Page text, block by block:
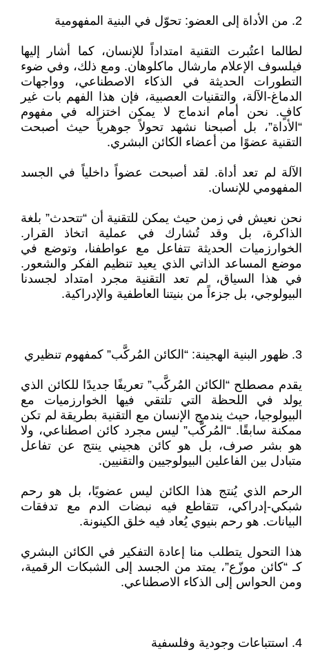
2. من الأداة إلى العضو: تحوّل في البنية المفهومية
لطالما اعتُبرت التقنية امتداداً للإنسان، كما أشار إليها
فيلسوف الإعلام مارشال ماكلوهان. ومع ذلك، وفي ضوء
التطورات الحديثة في الذكاء الاصطناعي، وواجهات
الدماغ-الآلة، والتقنيات العصبية، فإن هذا الفهم بات غير
كافٍ. نحن أمام اندماج لا يمكن اختزاله في مفهوم
“الأداة”، بل أصبحنا نشهد تحولاً جوهرياً حيث أصبحت
التقنية عضوًا من أعضاء الكائن البشري.
الآلة لم تعد أداة. لقد أصبحت عضواً داخلياً في الجسد
المفهومي للإنسان.
نحن نعيش في زمن حيث يمكن للتقنية أن “تتحدث” بلغة
الذاكرة، بل وقد تُشارك في عملية اتخاذ القرار.
الخوارزميات الحديثة تتفاعل مع عواطفنا، وتوضع في
موضع المساعد الذاتي الذي يعيد تنظيم الفكر والشعور.
في هذا السياق، لم تعد التقنية مجرد امتداد لجسدنا
البيولوجي، بل جزءاً من بنيتنا العاطفية والإدراكية.
3. ظهور البنية الهجينة: “الكائن المُركَّب” كمفهوم تنظيري
يقدم مصطلح “الكائن المُركَّب” تعريفًا جديدًا للكائن الذي
يولد في اللحظة التي تلتقي فيها الخوارزميات مع
البيولوجيا، حيث يندمج الإنسان مع التقنية بطريقة لم تكن
ممكنة سابقًا. “المُركَّب” ليس مجرد كائن اصطناعي، ولا
هو بشر صرف، بل هو كائن هجيني ينتج عن تفاعل
متبادل بين الفاعلين البيولوجيين والتقنيين.
الرحم الذي يُنتج هذا الكائن ليس عضويًا، بل هو رحم
شبكي-إدراكي، تتقاطع فيه نبضات الدم مع تدفقات
البيانات. هو رحم بنيوي يُعاد فيه خلق الكينونة.
هذا التحول يتطلب منا إعادة التفكير في الكائن البشري
كـ “كائن موزّع”، يمتد من الجسد إلى الشبكات الرقمية،
ومن الحواس إلى الذكاء الاصطناعي.
4. استتباعات وجودية وفلسفية